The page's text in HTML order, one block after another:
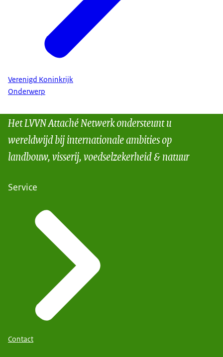
Verenigd Koninkrijk
Onderwerp
Het LVVN Attaché Netwerk ondersteunt u
wereldwijd bij internationale ambities op
landbouw, visserij, voedselzekerheid & natuur
Service
Contact